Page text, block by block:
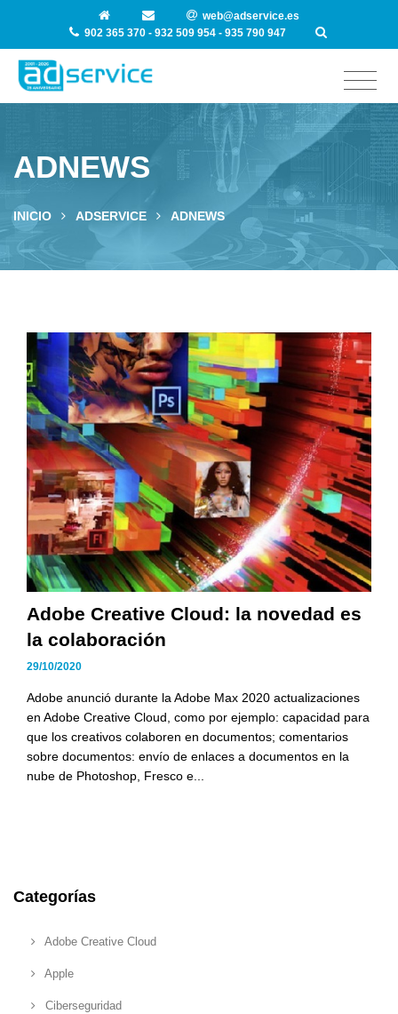
web@adservice.es
902 365 370 - 932 509 954 - 935 790 947
ADNEWS
INICIO ADSERVICE ADNEWS
Adobe Creative Cloud: la novedad es
la colaboración
29/10/2020
Adobe anunció durante la Adobe Max 2020 actualizaciones
en Adobe Creative Cloud, como por ejemplo: capacidad para
que los creativos colaboren en documentos; comentarios
sobre documentos: envío de enlaces a documentos en la
nube de Photoshop, Fresco e...
Categorías
Adobe Creative Cloud
Apple
Ciberseguridad